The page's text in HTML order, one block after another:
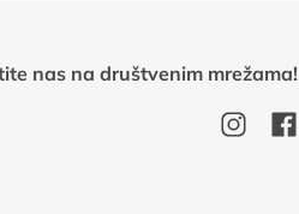
nas na društvenim mrežama!